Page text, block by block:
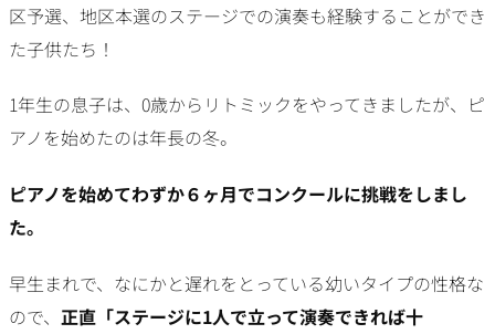
区予選、地区本選のステージでの演奏も経験することができ
た子供たち！
1年生の息子は、0歳からリトミックをやってきましたが、ピ
アノを始めたのは年長の冬。
ピアノを始めてわずか６ヶ月でコンクールに挑戦をしまし
た。
早生まれで、なにかと遅れをとっている幼いタイプの性格な
ので、 正直「ステージに1人で立って演奏できれば十